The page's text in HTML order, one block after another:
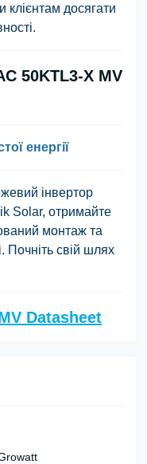
клієнтам досягати
50KTL3-X MV
енергії
інвертор
Solar, отримайте
монтаж та
Почніть свій шлях
Datasheet